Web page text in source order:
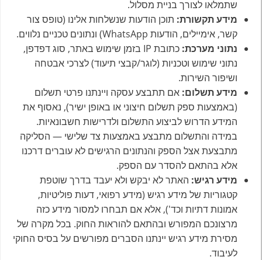
שתמלאו לצורך בניית מסלול.
מידע תקשורת: תוכן הודעות שנשלחות אלינו (טופס צור
קשר, אימיילים, הודעות WhatsApp) ונתונים טכניים נלווים.
נתוני מערכת:
כתובת IP בזמן שימוש באתר, סוג דפדפן,
נתוני שימוש וטכניות (לוגר/קבצי תיעוד) לצרכי אבטחה
ושיפור השירות.
מידע תשלום: אם תתבצע עסקה ויינתנו פרטי תשלום
(באמצעות ספק תשלום חיצוני או באופן ישיר), נאסוף את
המידע הדרוש לביצוע התשלום ולדרישות חשבונאיות.
במידה והתשלום מתבצע באמצעות צד שלישי — הסליקה
מתבצעת אצל הספק והנתונים הרגישים לא עוברים דרכנו
אלא בהתאם להסדר עם הספק.
מידע רגיש: האתר לא יבקש ולא יעבד בדרך שוטפת
קטגוריות של מידע רגיש (מידע רפואי, דעות פוליטיות,
אמונות דתיות וכד'), אלא אם תבחרו למסור מידע כזה
מרצונכם המפורש ובהתאם להוראות החוק. בכל מקרה של
מסירת מידע רגיש יינתנו הסברים מפורשים על בסיס החוקי
לעיבוד.